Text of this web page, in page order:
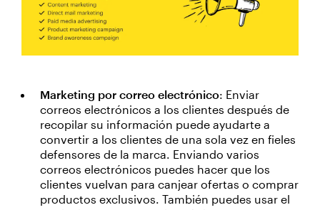
Marketing por correo electrónico: Enviar
correos electrónicos a los clientes después de
recopilar su información puede ayudarte a
convertir a los clientes de una sola vez en fieles
defensores de la marca. Enviando varios
correos electrónicos puedes hacer que los
clientes vuelvan para canjear ofertas o comprar
productos exclusivos. También puedes usar el